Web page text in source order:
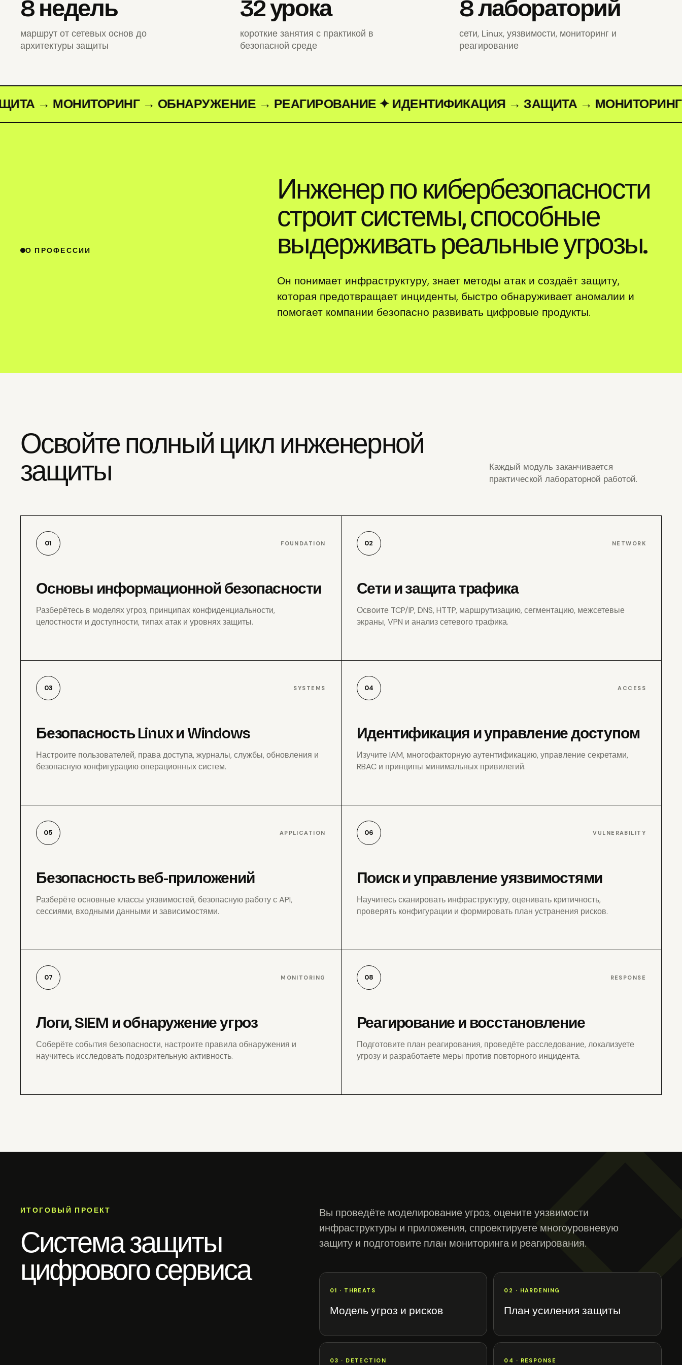
8 недель
маршрут от сетевых основ до
архитектуры защиты
32 урока
короткие занятия с практикой в
безопасной среде
8 лабораторий
сети, Linux, уязвимости, мониторинг и
реагирование
МОНИТОРИНГ → ОБНАРУЖЕНИЕ → РЕАГИРОВАНИЕ ✦ИДЕНТИФИКАЦИЯ → ЗАЩИТА → МОНИТОРИНГ →
О ПРОФЕССИИ
Инженер по кибербезопасности
строит системы, способные
выдерживать реальные угрозы.
Он понимает инфраструктуру, знает методы атак и создаёт защиту,
которая предотвращает инциденты, быстро обнаруживает аномалии и
помогает компании безопасно развивать цифровые продукты.
Освойте полный цикл инженерной
защиты
Каждый модуль заканчивается
практической лабораторной работой.
01 FOUNDATION
Основы информационной безопасности
Разберётесь в моделях угроз, принципах конфиденциальности,
целостности и доступности, типах атак и уровнях защиты.
02 NETWORK
Сети и защита трафика
Освоите TCP/IP, DNS, HTTP, маршрутизацию, сегментацию, межсетевые
экраны, VPN и анализ сетевого трафика.
03 SYSTEMS
Безопасность Linux и Windows
Настроите пользователей, права доступа, журналы, службы, обновления и
безопасную конфигурацию операционных систем.
04 ACCESS
Идентификация и управление доступом
Изучите IAM, многофакторную аутентификацию, управление секретами,
RBAC и принципы минимальных привилегий.
05 APPLICATION
Безопасность веб-приложений
Разберёте основные классы уязвимостей, безопасную работу с API,
сессиями, входными данными и зависимостями.
06 VULNERABILITY
Поиск и управление уязвимостями
Научитесь сканировать инфраструктуру, оценивать критичность,
проверять конфигурации и формировать план устранения рисков.
07 MONITORING
Логи, SIEM и обнаружение угроз
Соберёте события безопасности, настроите правила обнаружения и
научитесь исследовать подозрительную активность.
08 RESPONSE
Реагирование и восстановление
Подготовите план реагирования, проведёте расследование, локализуете
угрозу и разработаете меры против повторного инцидента.
ИТОГОВЫЙ ПРОЕКТ
Система защиты
цифрового сервиса
Вы проведёте моделирование угроз, оцените уязвимости
инфраструктуры и приложения, спроектируете многоуровневую
защиту и подготовите план мониторинга и реагирования.
01 · THREATS
Модель угроз и рисков
02 · HARDENING
План усиления защиты
03 · DETECTION 04 · RESPONSE